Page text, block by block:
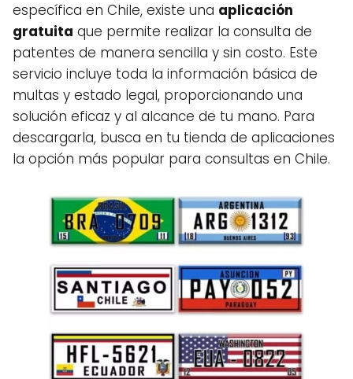
específica en Chile, existe una aplicación
gratuita que permite realizar la consulta de
patentes de manera sencilla y sin costo. Este
servicio incluye toda la información básica de
multas y estado legal, proporcionando una
solución eficaz y al alcance de tu mano. Para
descargarla, busca en tu tienda de aplicaciones
la opción más popular para consultas en Chile.